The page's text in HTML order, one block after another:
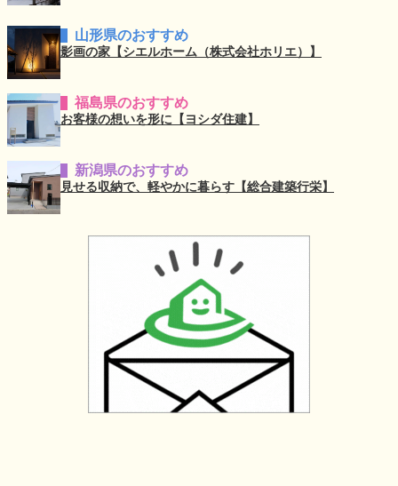
山形県のおすすめ
影画の家【シエルホーム（株式会社ホリエ）】
福島県のおすすめ
お客様の想いを形に【ヨシダ住建】
新潟県のおすすめ
見せる収納で、軽やかに暮らす【総合建築行栄】